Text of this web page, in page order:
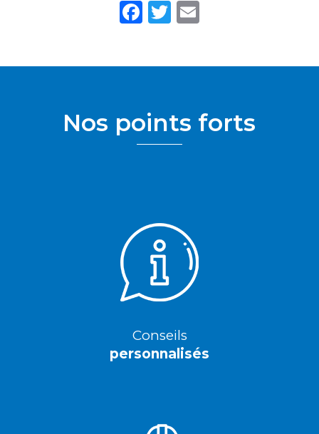
Facebook
Twitter
Nos points forts
Conseils
personnalisés